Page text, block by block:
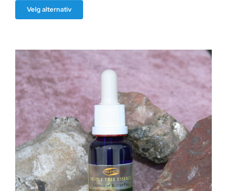
Velg alternativ
produktet
flere
Alternativene
velges
på
produktsiden